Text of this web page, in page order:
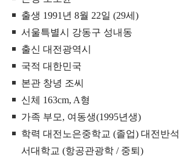
출생 1991년 8월 22일 (29세)
서울특별시 강동구 성내동
출신 대전광역시
국적 대한민국
본관 창녕 조씨
신체 163cm, A형
가족 부모, 여동생(1995년생)
학력 대전노은중학교 (졸업) 대전반
서대학교 (항공관광학 / 중퇴)